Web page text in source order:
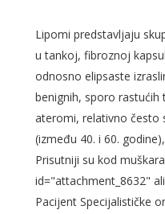
Lipomi predstavljaju
u tankoj, fibroznoj
odnosno elipsaste
benignih, sporo
ateromi, relativno često
(između 40. i 60.
Prisutniji su kod
id="attachment_8632"
Pacijent Specijalističke